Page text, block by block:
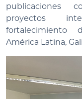
publicaciones
proyectos
fortalecimiento
América Latina,